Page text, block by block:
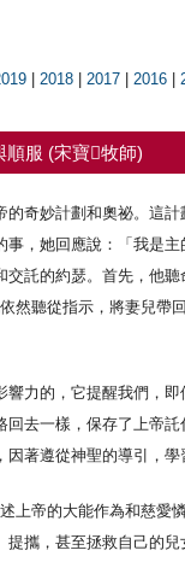
| 2018 | 2017 | 2016 |
順服 (宋寶牧師)
奇妙計劃和奧祕。這
，她回應說：「我是
託的約瑟。首先，他
然聽從指示，將妻兒
力的，它提醒我們，
去一樣，保存了上帝
著遵從神聖的導引，
上帝的大能作為和慈
攜，甚至拯救自己的